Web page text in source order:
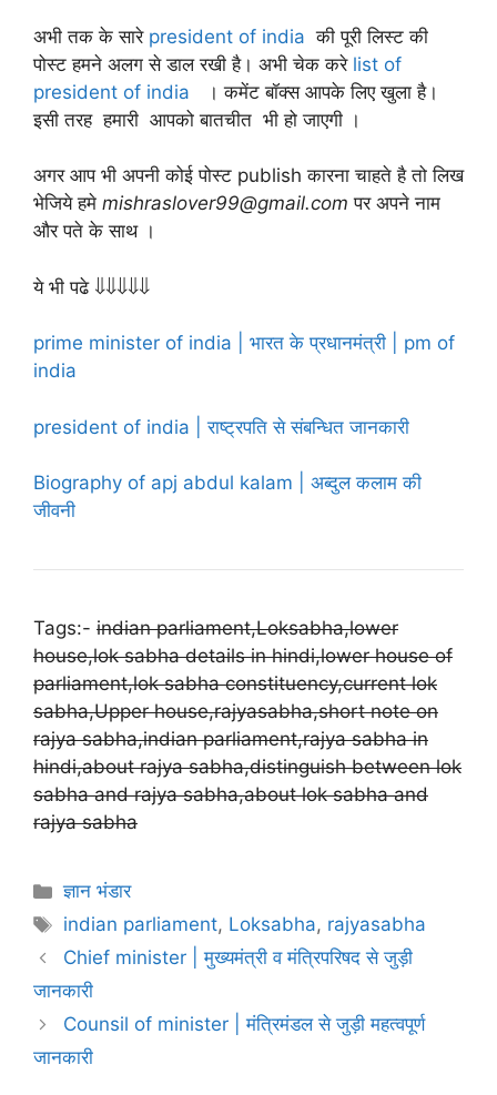
अभी तक के सारे president of india की पूरी लिस्ट की
पोस्ट हमने अलग से डाल रखी है। अभी चेक करे list of
president of india
। कमेंट बॉक्स आपके लिए खुला है।
इसी तरह हमारी आपको बातचीत भी हो जाएगी ।
अगर आप भी अपनी कोई पोस्ट publish कारना चाहते है तो लिख
भेजिये हमे mishraslover99@gmail.com पर अपने नाम
और पते के साथ ।
ये भी पढे ⇓⇓⇓⇓⇓
prime minister of india | भारत के प्रधानमंत्री | pm of
india
president of india | राष्ट्रपति से संबन्धित जानकारी
Biography of apj abdul kalam | अब्दुल कलाम की
जीवनी
Tags:- indian parliament,Loksabha,lower
house,lok sabha details in hindi,lower house of
parliament,lok sabha constituency,current lok
sabha,Upper house,rajyasabha,short note on
rajya sabha,indian parliament,rajya sabha in
hindi,about rajya sabha,distinguish between lok
sabha and rajya sabha,about lok sabha and
rajya sabha
Categories
ज्ञान भंडार
Tags
indian parliament, Loksabha, rajyasabha
Chief minister | मुख्यमंत्री व मंत्रिपरिषद से जुड़ी
जानकारी
Counsil of minister | मंत्रिमंडल से जुड़ी महत्वपूर्ण
जानकारी